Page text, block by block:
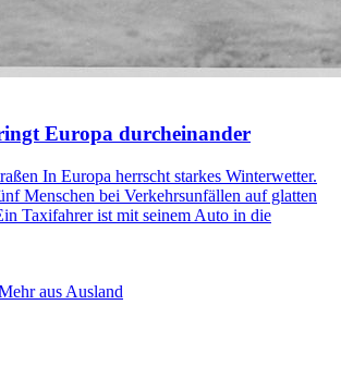
Europa durcheinander
In Europa herrscht starkes Winterwetter.
Menschen bei Verkehrsunfällen auf glatten
Taxifahrer ist mit seinem Auto in die
aus Ausland